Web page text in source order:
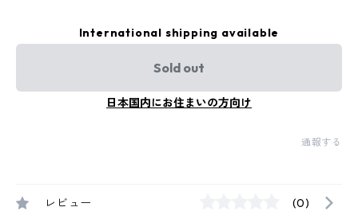
International shipping available
Sold out
日本国内にお住まいの方向け
通報する
レビュー (0)